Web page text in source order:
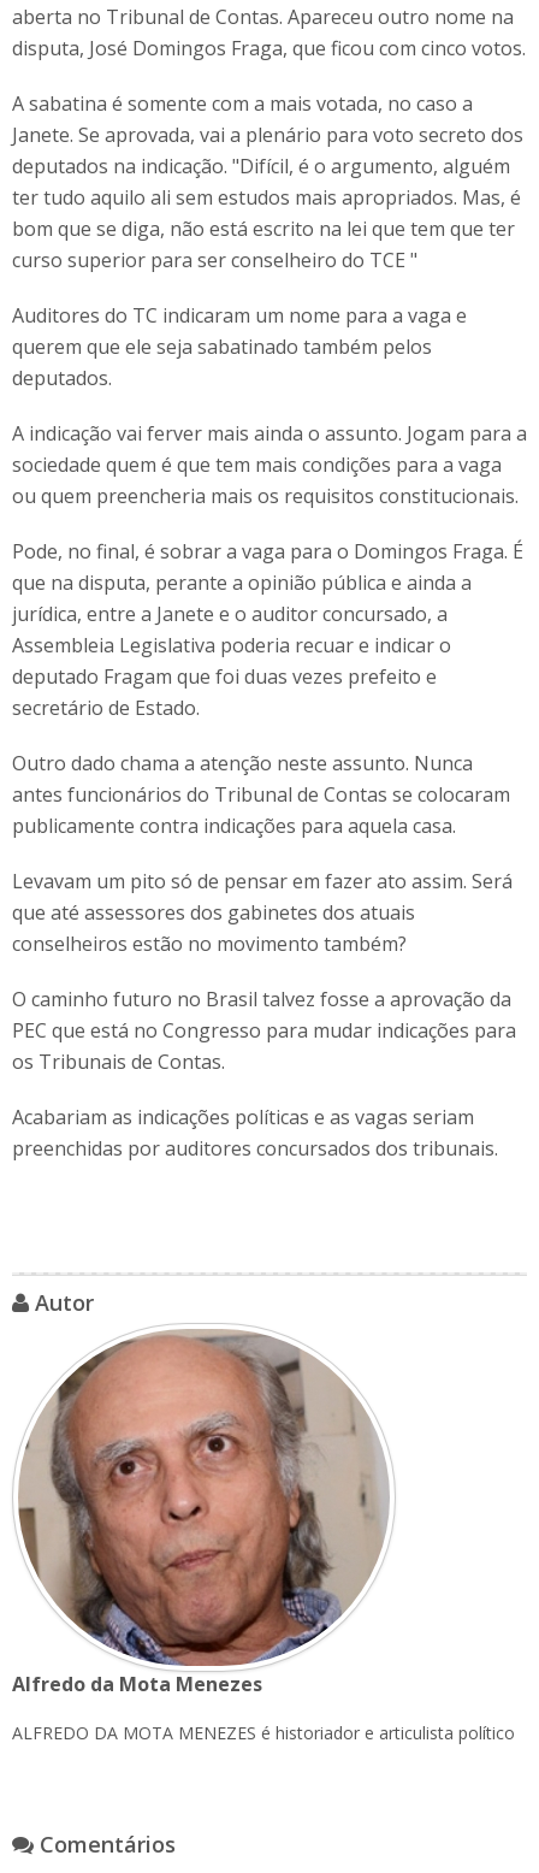
aberta no Tribunal de Contas. Apareceu outro nome na
disputa, José Domingos Fraga, que ficou com cinco votos.
A sabatina é somente com a mais votada, no caso a
Janete. Se aprovada, vai a plenário para voto secreto dos
deputados na indicação. "Difícil, é o argumento, alguém
ter tudo aquilo ali sem estudos mais apropriados. Mas, é
bom que se diga, não está escrito na lei que tem que ter
curso superior para ser conselheiro do TCE "
Auditores do TC indicaram um nome para a vaga e
querem que ele seja sabatinado também pelos
deputados.
A indicação vai ferver mais ainda o assunto. Jogam para a
sociedade quem é que tem mais condições para a vaga
ou quem preencheria mais os requisitos constitucionais.
Pode, no final, é sobrar a vaga para o Domingos Fraga. É
que na disputa, perante a opinião pública e ainda a
jurídica, entre a Janete e o auditor concursado, a
Assembleia Legislativa poderia recuar e indicar o
deputado Fragam que foi duas vezes prefeito e
secretário de Estado.
Outro dado chama a atenção neste assunto. Nunca
antes funcionários do Tribunal de Contas se colocaram
publicamente contra indicações para aquela casa.
Levavam um pito só de pensar em fazer ato assim. Será
que até assessores dos gabinetes dos atuais
conselheiros estão no movimento também?
O caminho futuro no Brasil talvez fosse a aprovação da
PEC que está no Congresso para mudar indicações para
os Tribunais de Contas.
Acabariam as indicações políticas e as vagas seriam
preenchidas por auditores concursados dos tribunais.
Autor
Alfredo da Mota Menezes
ALFREDO DA MOTA MENEZES é historiador e articulista político
Comentários